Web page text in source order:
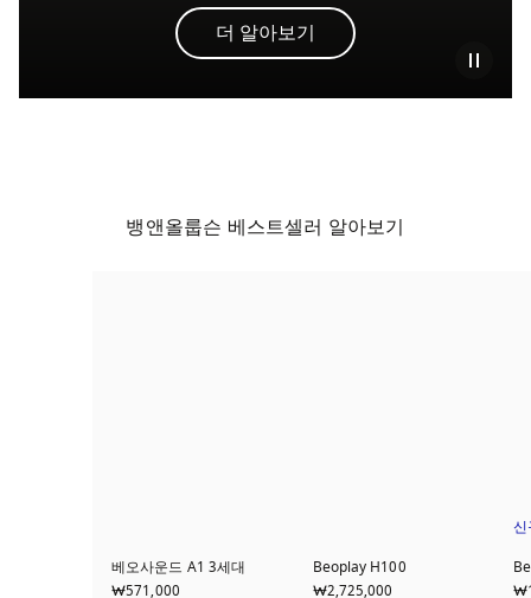
더 알아보기
뱅앤올룹슨 베스트셀러 알아보기
베오사운드 A1 3세대
₩571,000
Beoplay H100
₩2,725,000
신